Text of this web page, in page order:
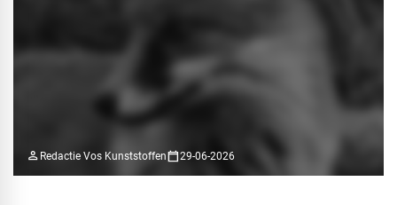
person Redactie Vos Kunststoffencalendar_today29-06-2026